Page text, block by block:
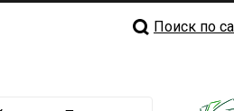
Поиск по